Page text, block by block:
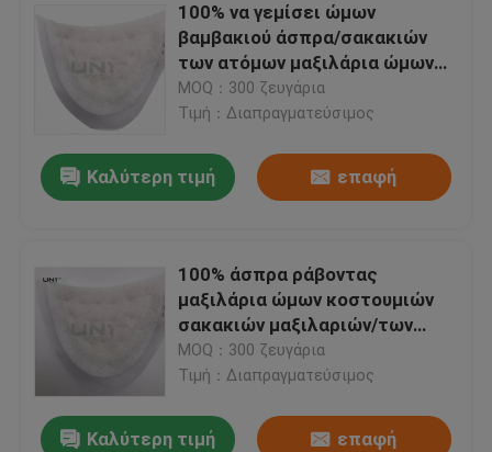
Σπίτι
Σχετικά με εμάς
Επισκεψή εργοστασίου
100% να γεμίσει ώμων
βαμβακιού άσπρα/σακακιών
των ατόμων μαξιλάρια ώμων
κοστουμιών
MOQ：300 ζευγάρια
Τιμή：Διαπραγματεύσιμος
Καλύτερη τιμή επαφή
100% άσπρα ράβοντας
μαξιλάρια ώμων κοστουμιών
σακακιών μαξιλαριών/των
ατόμων ώμων βαμβακιού
MOQ：300 ζευγάρια
Τιμή：Διαπραγματεύσιμος
Καλύτερη τιμή επαφή